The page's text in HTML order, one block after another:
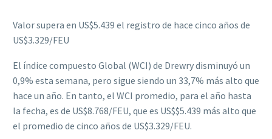
Valor supera en US$5.439 el registro de hace cinco años de
US$3.329/FEU
El índice compuesto Global (WCI) de Drewry disminuyó un
0,9% esta semana, pero sigue siendo un 33,7% más alto que
hace un año. En tanto, el WCI promedio, para el año hasta
la fecha, es de US$8.768/FEU, que es US$$5.439 más alto que
el promedio de cinco años de US$3.329/FEU.